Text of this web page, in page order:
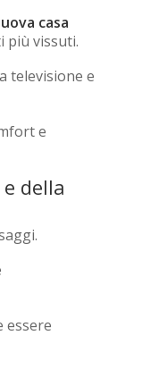
casa
più vissuti.
televisione e
e
della
essere